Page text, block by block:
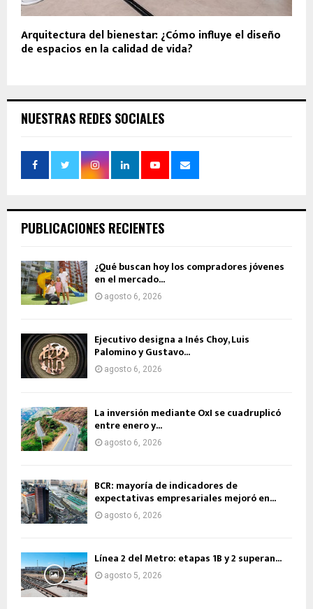
Arquitectura del bienestar: ¿Cómo influye el diseño
de espacios en la calidad de vida?
NUESTRAS REDES SOCIALES
PUBLICACIONES RECIENTES
¿Qué buscan hoy los compradores jóvenes
en el mercado...
agosto 6, 2026
Ejecutivo designa a Inés Choy, Luis
Palomino y Gustavo...
agosto 6, 2026
La inversión mediante OxI se cuadruplicó
entre enero y...
agosto 6, 2026
BCR: mayoría de indicadores de
expectativas empresariales mejoró en...
agosto 6, 2026
Línea 2 del Metro: etapas 1B y 2 superan...
agosto 5, 2026